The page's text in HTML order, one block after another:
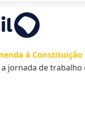
à Constituição
jornada de trabalho